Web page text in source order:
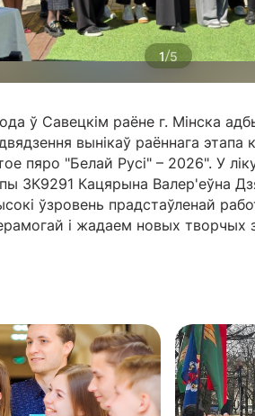
1/5
ў Савецкім раёне г. Мінска
вынікаў раённага этапа
пяро "Белай Русі" – 2026". У
3К9291 Кацярына Валер'еўна
ўзровень прадстаўленай
і жадаем новых творчых